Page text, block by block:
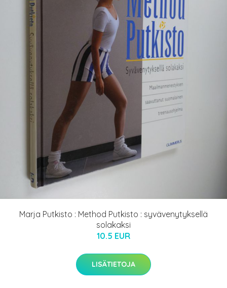
Marja Putkisto : Method Putkisto : syvävenytyksellä
solakaksi
10.5 EUR
LISÄTIETOJA